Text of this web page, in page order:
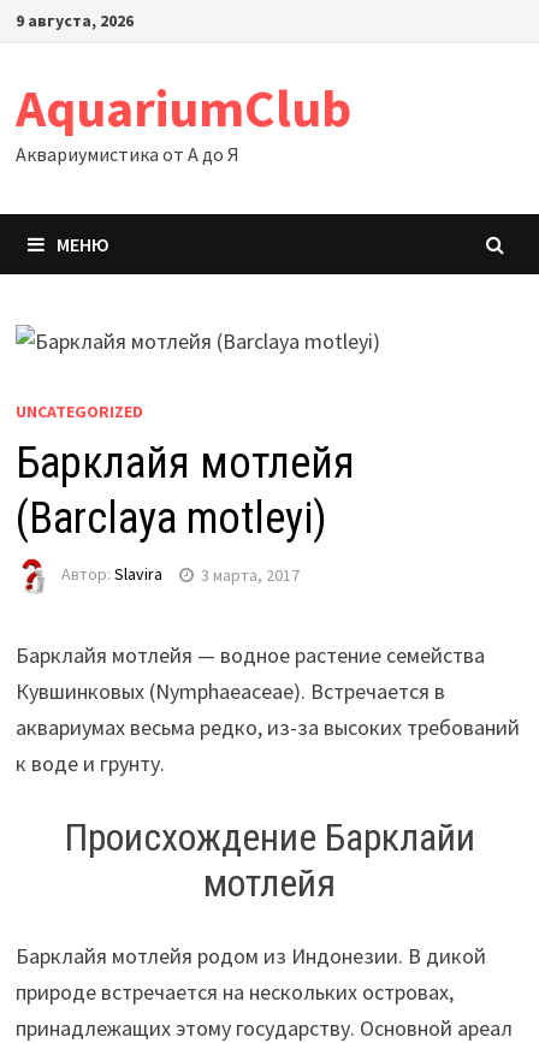
Перейти
9 августа, 2026
AquariumClub
Аквариумистика от А до Я
МЕНЮ
UNCATEGORIZED
Барклайя мотлейя
(Barclaya motleyi)
Автор: Slavira 3 марта, 2017
Барклайя мотлейя — водное растение семейства
Кувшинковых (Nymphaeaceae). Встречается в
аквариумах весьма редко, из-за высоких требований
к воде и грунту.
Происхождение Барклайи
мотлейя
Барклайя мотлейя родом из Индонезии. В дикой
природе встречается на нескольких островах,
принадлежащих этому государству. Основной ареал